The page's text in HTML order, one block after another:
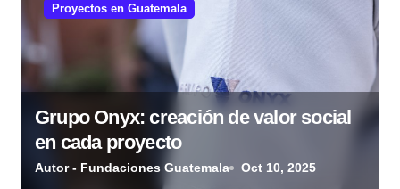
Proyectos en Guatemala
Grupo Onyx: creación de valor social
en cada proyecto
Autor - Fundaciones Guatemala Oct 10, 2025